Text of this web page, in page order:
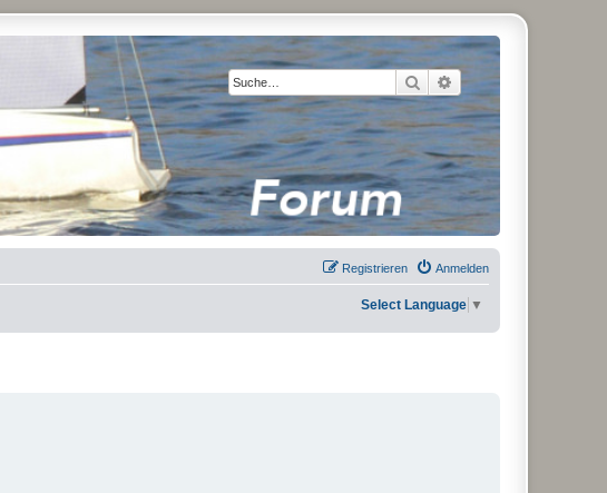
Suche Erweiterte Suche
Anmelden
Registrieren
Select Language ▼